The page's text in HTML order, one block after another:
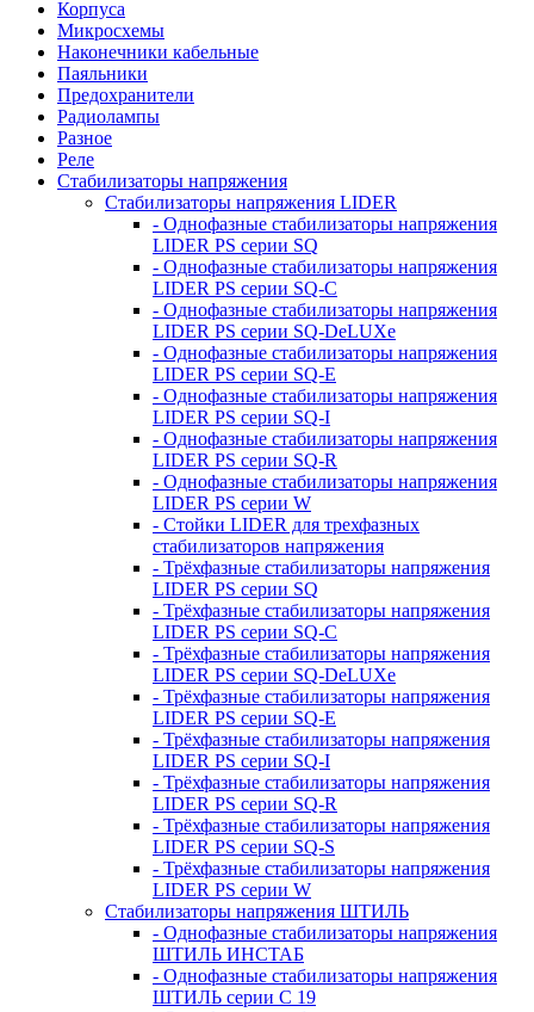
Корпуса
Микросхемы
Наконечники кабельные
Паяльники
Предохранители
Радиолампы
Разное
Реле
Стабилизаторы напряжения
Стабилизаторы напряжения LIDER
- Однофазные стабилизаторы напряжения
LIDER PS серии SQ
- Однофазные стабилизаторы напряжения
LIDER PS серии SQ-C
- Однофазные стабилизаторы напряжения
LIDER PS серии SQ-DeLUXe
- Однофазные стабилизаторы напряжения
LIDER PS серии SQ-E
- Однофазные стабилизаторы напряжения
LIDER PS серии SQ-I
- Однофазные стабилизаторы напряжения
LIDER PS серии SQ-R
- Однофазные стабилизаторы напряжения
LIDER PS серии W
- Стойки LIDER для трехфазных
стабилизаторов напряжения
- Трёхфазные стабилизаторы напряжения
LIDER PS серии SQ
- Трёхфазные стабилизаторы напряжения
LIDER PS серии SQ-C
- Трёхфазные стабилизаторы напряжения
LIDER PS серии SQ-DeLUXe
- Трёхфазные стабилизаторы напряжения
LIDER PS серии SQ-E
- Трёхфазные стабилизаторы напряжения
LIDER PS серии SQ-I
- Трёхфазные стабилизаторы напряжения
LIDER PS серии SQ-R
- Трёхфазные стабилизаторы напряжения
LIDER PS серии SQ-S
- Трёхфазные стабилизаторы напряжения
LIDER PS серии W
Стабилизаторы напряжения ШТИЛЬ
- Однофазные стабилизаторы напряжения
ШТИЛЬ ИНСТАБ
- Однофазные стабилизаторы напряжения
ШТИЛЬ серии C 19